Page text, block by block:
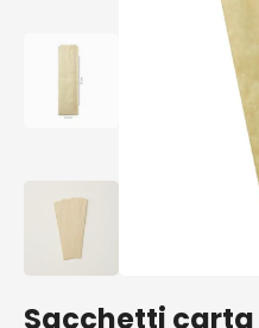
Sacchetti